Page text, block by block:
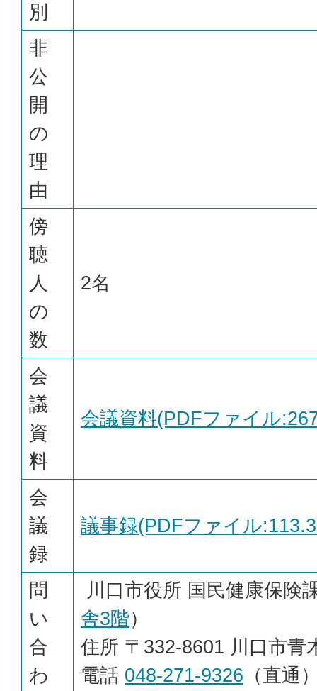
別
非
公
開
の
理
由
傍
聴
人
の
数
2名
会
議
資
料
会議資料(PDFファイル
会
議
録
議事録(PDFファイル
問
い
合
わ
川口市役所 国民健康保険
舎3階）
住所 〒332-8601 川口市青
電話 048-271-9326 （直通